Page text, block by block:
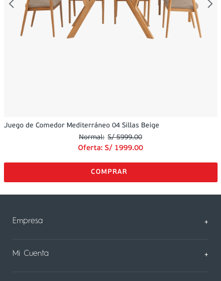
Juego de Comedor Mediterráneo 04 Sillas Beige
S/ 5999.00
Oferta: S/ 1999.00
Empresa +
Sobre Nosotros
Mi Cuenta +